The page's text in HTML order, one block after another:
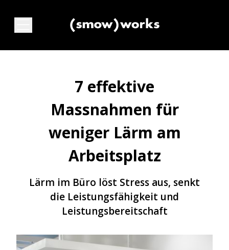
7 effektive
Massnahmen für
weniger Lärm am
Arbeitsplatz
Lärm im Büro löst Stress aus, senkt
die Leistungsfähigkeit und
Leistungsbereitschaft